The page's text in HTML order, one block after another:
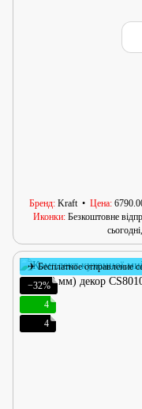
Бренд Kraft Цена
Иконки Безкоштовне
✈ Бесплатное отправление
−32%
4
4